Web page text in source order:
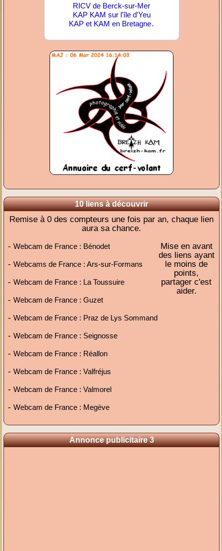
RICV de Berck-sur-Mer
KAP KAM sur l'île d'Yeu
KAP et KAM en Bretagne.
10 liens à découvrir
Remise à 0 des compteurs une fois par an, chaque lien
aura sa chance.
-Webcam de France : Bénodet
-Webcams de France : Ars-sur-Formans
-Webcam de France : La Toussuire
-Webcam de France : Guzet
-Webcam de France : Praz de Lys Sommand
-Webcam de France : Seignosse
-Webcam de France : Réallon
-Webcam de France : Valfréjus
-Webcam de France : Valmorel
-Webcam de France : Megève
Mise en avant
des liens ayant
le moins de
points,
partager c'est
aider.
Annonce publicitaire 3